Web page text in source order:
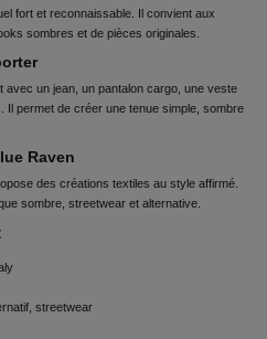
fort et reconnaissable. Il convient aux
sombres et de pièces originales.
avec un jean, un pantalon cargo, une veste
permet de créer une tenue simple, sombre
Raven
des créations textiles au style affirmé.
sombre, streetwear et alternative.
streetwear